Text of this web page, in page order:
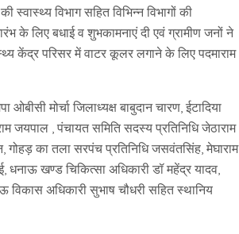
विभाग सहित विभिन्न विभागों की
के लिए बधाई व शुभकामनाएं दी एवं ग्रामीण जनों ने
केंद्र परिसर में वाटर कूलर लगाने के लिए पदमाराम
मोर्चा जिलाध्यक्ष बाबुदान चारण, ईटादिया
जयपाल , पंचायत समिति सदस्य प्रतिनिधि जेठाराम
गोहड़ का तला सरपंच प्रतिनिधि जसवंतसिंह, मेघाराम
धनाऊ खण्ड चिकित्सा अधिकारी डॉ महेंद्र यादव,
विकास अधिकारी सुभाष चौधरी सहित स्थानिय